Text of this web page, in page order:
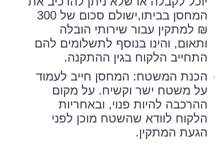
המחסן בביתו,ישולם סכום של 300
₪ למתקין עבור שירותי הובלה
ותאום, והינו בנוסף לתשלומים להם
התחייב הלקוח בגין ההתקנה.
הכנת המשטח: המחסן חייב לעמוד
על משטח ישר וקשיח. על מקום
ההרכבה להיות פנוי, ובאחריות
הלקוח לוודא שהשטח מוכן לפני
הגעת המתקין.